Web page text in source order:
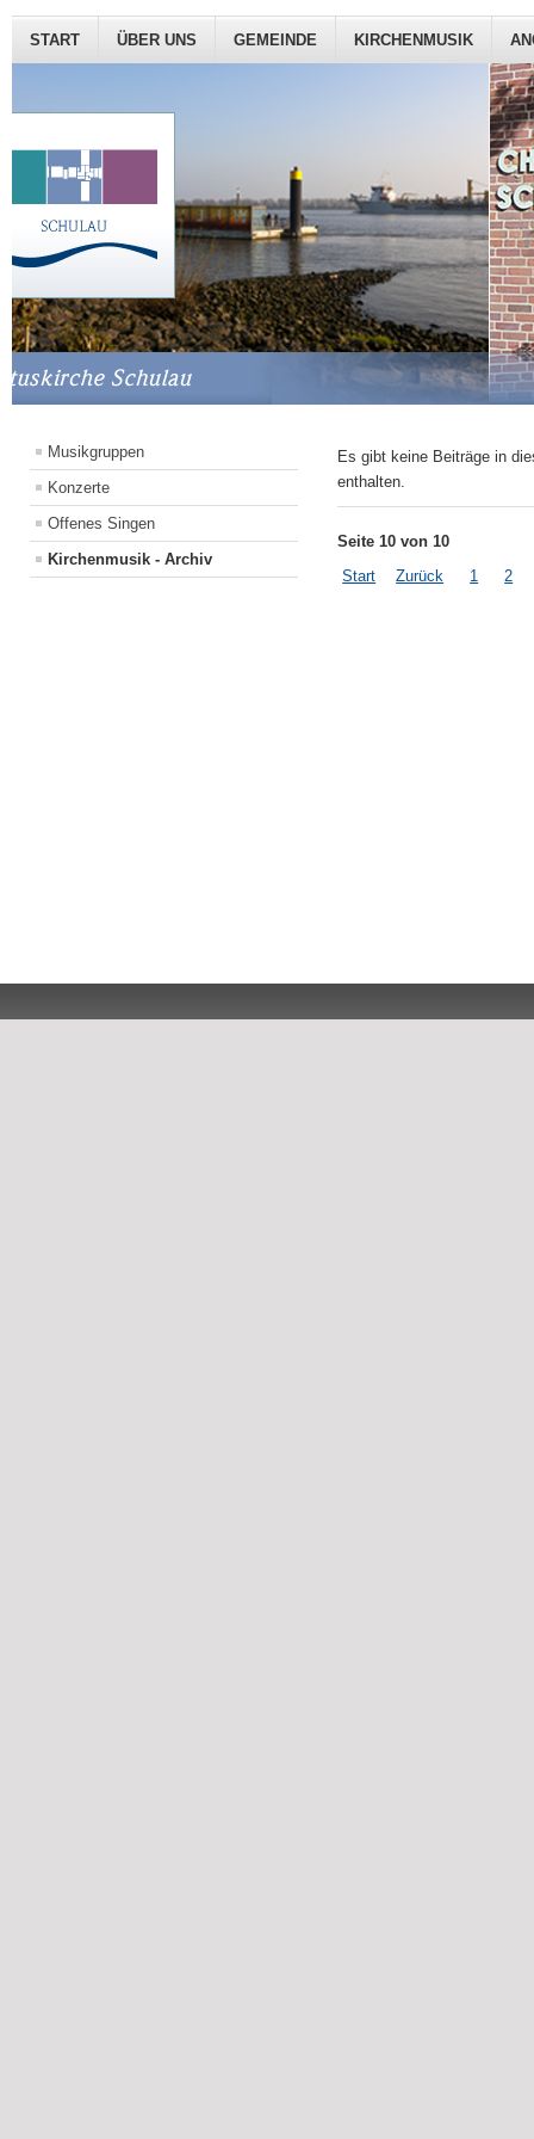
START ÜBER UNS GEMEINDE KIRCHENMUSIK
Musikgruppen
Konzerte
Offenes Singen
Kirchenmusik - Archiv
Es gibt keine Beiträge in
enthalten.
Seite 10 von 10
Start
Zurück 1 2